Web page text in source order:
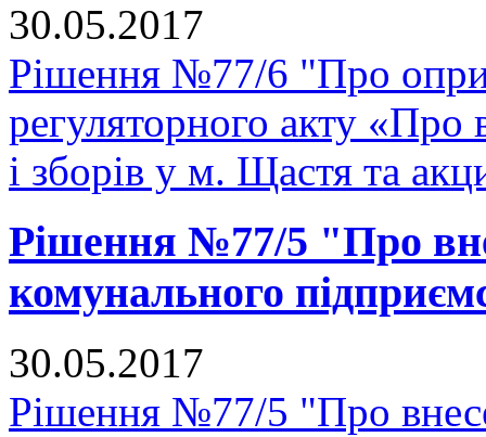
30.05.2017
Рішення №77/6 "Про
регуляторного акту «Про
і зборів у м. Щастя та
Рішення №77/5 "Про
комунального
30.05.2017
Рішення №77/5 "Про